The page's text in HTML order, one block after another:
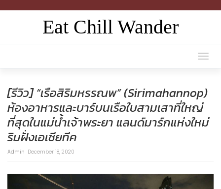
Eat Chill Wander
[รีวิว] “เรือสิริมหรรณพ” (Sirimahannop)
ห้องอาหารและบาร์บนเรือใบสามเสาที่ใหญ่
ที่สุดในแม่น้ำเจ้าพระยา แลนด์มาร์กแห่งใหม่
ริมฝั่งเอเชียทีค
Admin December 18, 2020